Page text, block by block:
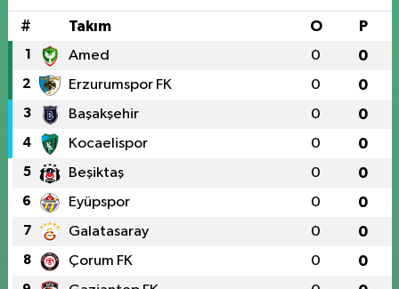
# Takım O P
1 Amed 0 0
2 Erzurumspor FK 0 0
3 Başakşehir 0 0
4 Kocaelispor 0 0
5 Beşiktaş 0 0
6 Eyüpspor 0 0
7 Galatasaray 0 0
8 Çorum FK 0 0